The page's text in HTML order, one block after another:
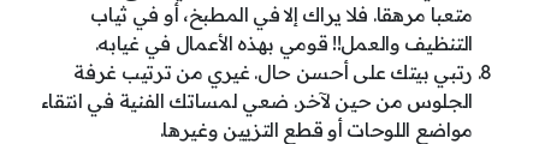
متعبا مرهقا. فلا يراك إلا في المطبخ، أو في ثياب
التنظيف والعمل!! قومي بهذه الأعمال في غيابه.
رتبي بيتك على أحسن حال. غيري من ترتيب غرفة
الجلوس من حين لآخر. ضعي لمساتك الفنية في انتقاء
مواضع اللوحات أو قطع التزيين وغيرها.